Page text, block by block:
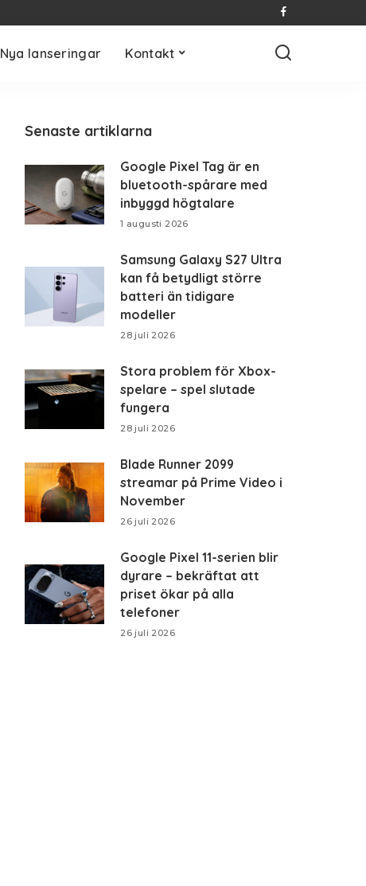
Nya lanseringar Kontakt
Senaste artiklarna
Google Pixel Tag är en
bluetooth-spårare med
inbyggd högtalare
1 augusti 2026
Samsung Galaxy S27 Ultra
kan få betydligt större
batteri än tidigare
modeller
28 juli 2026
Stora problem för Xbox-
spelare – spel slutade
fungera
28 juli 2026
Blade Runner 2099
streamar på Prime Video i
November
26 juli 2026
Google Pixel 11-serien blir
dyrare – bekräftat att
priset ökar på alla
telefoner
26 juli 2026